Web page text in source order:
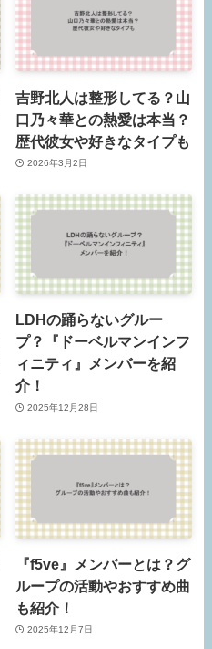
吉野北人は整形してる？山
口乃々華との熱愛は本当？
歴代彼女や好きなタイプも
2026年3月2日
LDHの踊らないグルー
プ？『ドーベルマンインフ
ィニティ』メンバーを紹
介！
2025年12月28日
『f5ve』メンバーとは？グ
ループの活動やおすすめ曲
も紹介！
2025年12月7日